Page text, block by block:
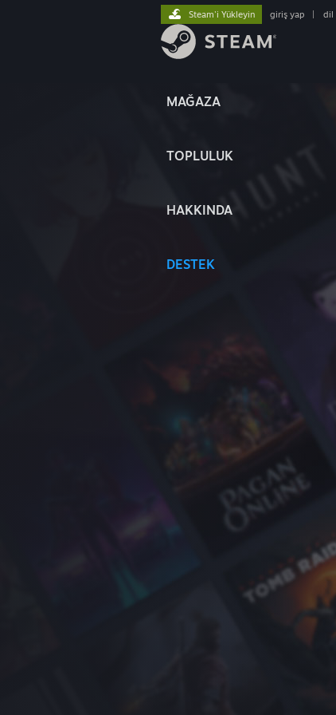
MAĞAZA
TOPLULUK
HAKKINDA
DESTEK
Steam'i Yükleyin giriş yap dil